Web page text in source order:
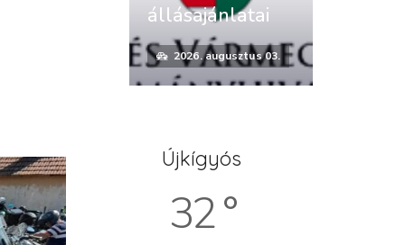
állásajánlatai
2026. augusztus 03.
Újkígyós
32 °